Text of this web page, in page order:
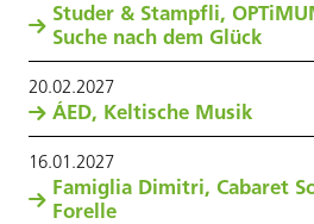
Studer & Stampfli,
Suche nach dem Glück
20.02.2027
ÁED, Keltische Musik
16.01.2027
Famiglia Dimitri, Cabaret
Forelle